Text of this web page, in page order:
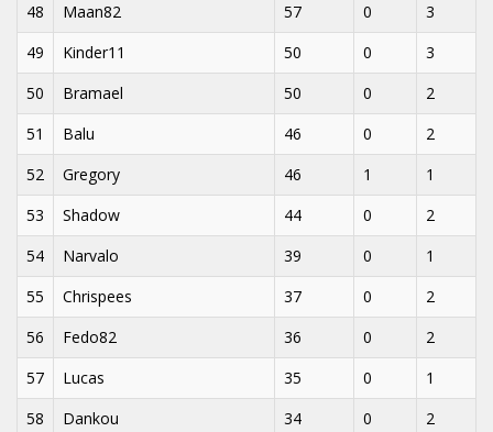
48
Maan82 57 0
3
49
Kinder11 50 0
3
50
Bramael 50 0
2
51
Balu 46 0
2
52
Gregory 46 1
1
53
Shadow 44 0
2
54
Narvalo 39 0
1
55
Chrispees 37 0
2
56
Fedo82 36 0
2
57
Lucas 35 0
1
58
Dankou 34 0
2